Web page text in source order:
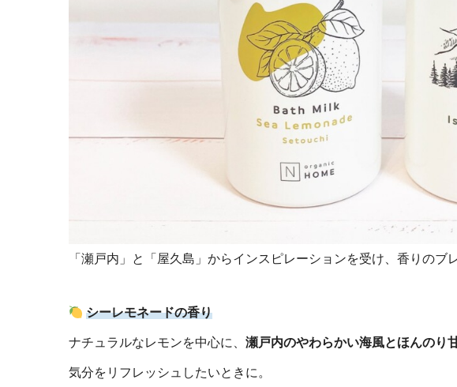
「瀬戸内」と「屋久島」からインスピレーションを受け、香りのブ
シーレモネードの香り
ナチュラルなレモンを中心に、 瀬戸内のやわらかい海風とほんのり
気分をリフレッシュしたいときに。